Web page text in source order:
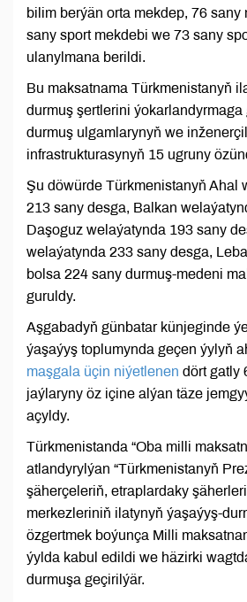
bilim berýän orta mekdep, 76 sany
sany sport mekdebi we 73 sany
ulanylmana berildi.
Bu maksatnama Türkmenistanyň
durmuş şertlerini ýokarlandyrmaga
durmuş ulgamlarynyň we
infrastrukturasynyň 15 ugruny
Şu döwürde Türkmenistanyň Ahal
213 sany desga, Balkan
Daşoguz welaýatynda 193 sany
welaýatynda 233 sany desga,
bolsa 224 sany durmuş-medeni
guruldy.
Aşgabadyň günbatar künjeginde
ýaşaýyş toplumynda geçen ýylyň
maşgala üçin niýetlenen dört gatly
jaýlaryny öz içine alýan täze
açyldy.
Türkmenistanda “Oba milli
atlandyrylýan “Türkmenistanyň
şäherçeleriň, etraplardaky
merkezleriniň ilatynyň ýaşaýyş-
özgertmek boýunça Milli
ýylda kabul edildi we häzirki
durmuşa geçirilýär.